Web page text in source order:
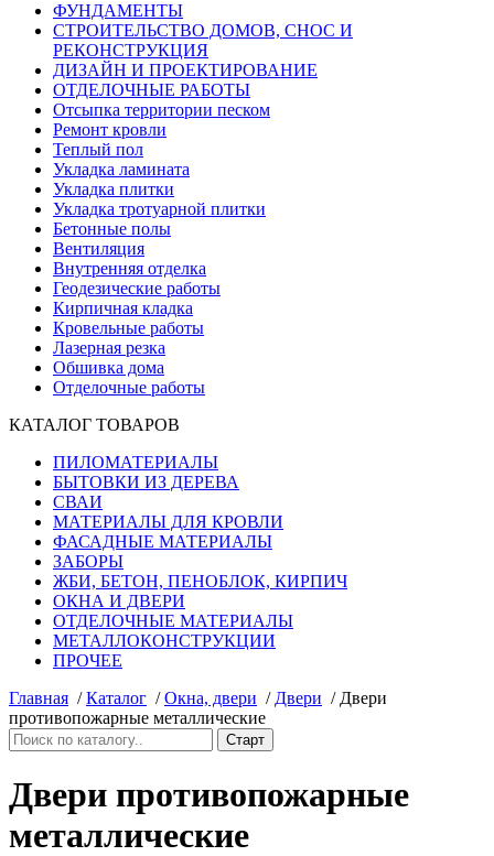
ФУНДАМЕНТЫ
СТРОИТЕЛЬСТВО ДОМОВ, СНОС И
РЕКОНСТРУКЦИЯ
ДИЗАЙН И ПРОЕКТИРОВАНИЕ
ОТДЕЛОЧНЫЕ РАБОТЫ
Отсыпка территории песком
Ремонт кровли
Теплый пол
Укладка ламината
Укладка плитки
Укладка тротуарной плитки
Бетонные полы
Вентиляция
Внутренняя отделка
Геодезические работы
Кирпичная кладка
Кровельные работы
Лазерная резка
Обшивка дома
Отделочные работы
КАТАЛОГ ТОВАРОВ
ПИЛОМАТЕРИАЛЫ
БЫТОВКИ ИЗ ДЕРЕВА
СВАИ
МАТЕРИАЛЫ ДЛЯ КРОВЛИ
ФАСАДНЫЕ МАТЕРИАЛЫ
ЗАБОРЫ
ЖБИ, БЕТОН, ПЕНОБЛОК, КИРПИЧ
ОКНА И ДВЕРИ
ОТДЕЛОЧНЫЕ МАТЕРИАЛЫ
МЕТАЛЛОКОНСТРУКЦИИ
ПРОЧЕЕ
Главная /Каталог /Окна, двери / Двери / Двери
противопожарные металлические
Двери противопожарные
металлические